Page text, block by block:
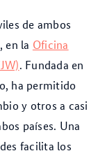
de ambos
en la Oficina
. Fundada en
ha permitido
y otros a casi
países. Una
facilita los